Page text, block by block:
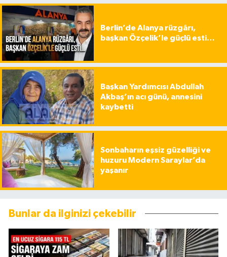
Berlin’de Alanya rüzgârı,
başkan Özçelik’le güçlü esti…
Başkan Yardımcısı Abdullah
Akbaş’ın acı günü, annesini
kaybetti
Sonbaharın eşsiz güzelliği ve
huzuru Modern Saraylar’da
yaşanır
Bunlar da ilginizi çekebilir